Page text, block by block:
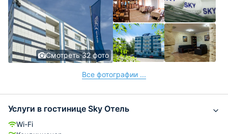
Смотреть 32 фото
Все фотографии ...
Услуги в гостинице Sky Отель
Wi-Fi